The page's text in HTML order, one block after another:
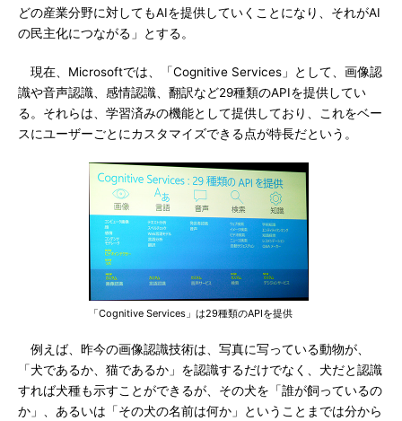
どの産業分野に対してもAIを提供していくことになり、それがAI
の民主化につながる」とする。
現在、Microsoftでは、「Cognitive Services」として、画像認
識や音声認識、感情認識、翻訳など29種類のAPIを提供してい
る。それらは、学習済みの機能として提供しており、これをベー
スにユーザーごとにカスタマイズできる点が特長だという。
「Cognitive Services」は29種類のAPIを提供
例えば、昨今の画像認識技術は、写真に写っている動物が、
「犬であるか、猫であるか」を認識するだけでなく、犬だと認識
すれば犬種も示すことができるが、その犬を「誰が飼っているの
か」、あるいは「その犬の名前は何か」ということまでは分から